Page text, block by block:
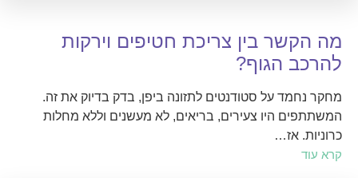
מה הקשר בין צריכת חטיפים וירקות
להרכב הגוף?
מחקר נחמד על סטודנטים לתזונה ביפן, בדק בדיוק את זה.
המשתתפים היו צעירים, בריאים, לא מעשנים וללא מחלות
כרוניות. אז…
קרא עוד